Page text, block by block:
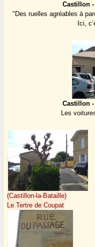
Castillon
"Des ruelles agréables à
Ici,
Castillon
Les
(Castillon-la-Bataille)
Le Tertre de Coupat